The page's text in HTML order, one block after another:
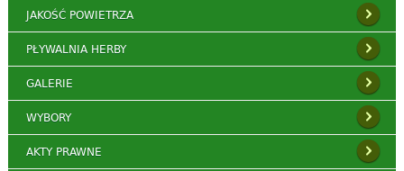
JAKOŚĆ POWIETRZA
PŁYWALNIA HERBY
GALERIE
WYBORY
AKTY PRAWNE